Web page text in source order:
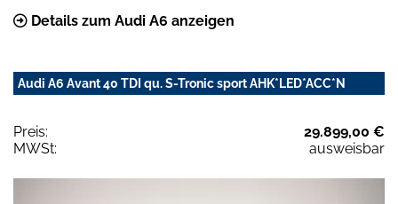
Details zum Audi A6 anzeigen
Audi A6 Avant 40 TDI qu. S-Tronic sport AHK*LED*ACC*N
Preis:
29.899,00 €
MWSt:
ausweisbar